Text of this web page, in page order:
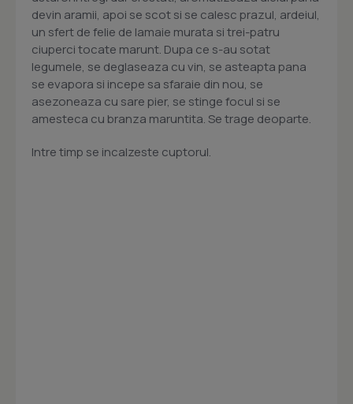
devin aramii, apoi se scot si se calesc prazul, ardeiul,
un sfert de felie de lamaie murata si trei-patru
ciuperci tocate marunt. Dupa ce s-au sotat
legumele, se deglaseaza cu vin, se asteapta pana
se evapora si incepe sa sfaraie din nou, se
asezoneaza cu sare pier, se stinge focul si se
amesteca cu branza maruntita. Se trage deoparte.
Intre timp se incalzeste cuptorul.